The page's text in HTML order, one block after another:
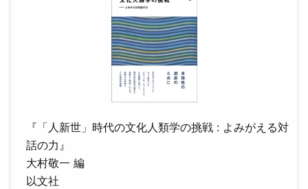
『「人新世」時代の文化人類学の挑戦 : よみがえる対
話の力』
大村敬一 編
以文社